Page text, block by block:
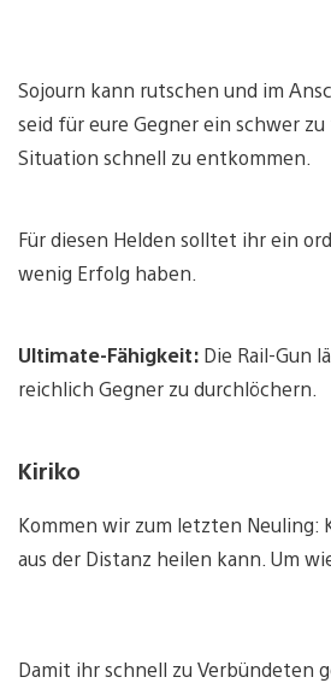
Sojourn kann rutschen und im
seid für eure Gegner ein schwer
Situation schnell zu entkommen.
Für diesen Helden solltet ihr ein
wenig Erfolg haben.
Ultimate-Fähigkeit: Die Rail-Gun
reichlich Gegner zu durchlöchern.
Kiriko
Kommen wir zum letzten Neuling:
aus der Distanz heilen kann. Um
Damit ihr schnell zu Verbündeten